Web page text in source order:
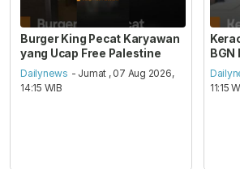
Burger King Pecat Karyawan
yang Ucap Free Palestine
Dailynews - Jumat , 07 Aug 2026,
14:15 WIB
11:15